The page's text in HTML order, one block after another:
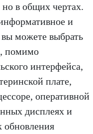
в общих чертах.
и
можете выбрать
помимо
интерфейса,
плате,
оперативной
дисплеях и
обновления